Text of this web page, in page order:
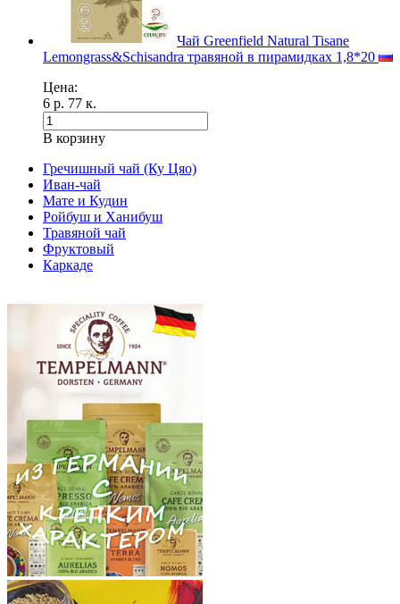
Чай Greenfield Natural Tisane
Lemongrass&Schisandra травяной в пирамидках 1,8*20
Цена:
6 р. 77 к.
В корзину
Гречишный чай (Ку Цяо)
Иван-чай
Мате и Кудин
Ройбуш и Ханибуш
Травяной чай
Фруктовый
Каркаде